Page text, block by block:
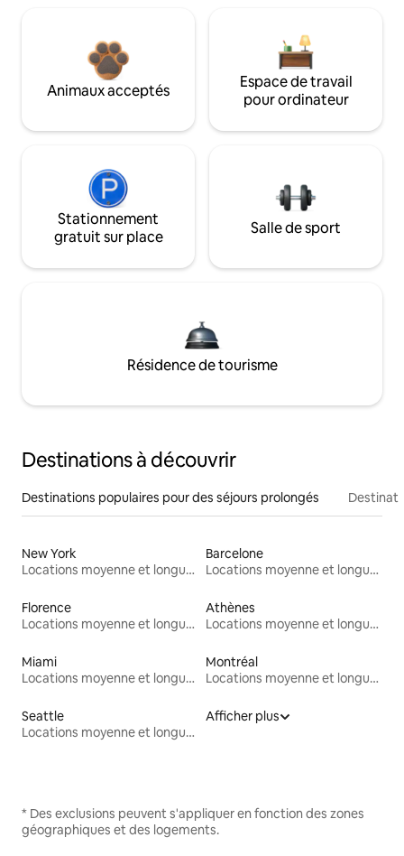
Animaux acceptés
Espace de travail
pour ordinateur
Stationnement
gratuit sur place
Salle de sport
Résidence de tourisme
Destinations à découvrir
Destinations populaires pour des séjours prolongés
New York
Locations moyenne et longue durée
Barcelone
Locations moyenne et longue durée
Florence
Locations moyenne et longue durée
Athènes
Locations moyenne et longue durée
Miami
Locations moyenne et longue durée
Montréal
Locations moyenne et longue durée
Seattle
Locations moyenne et longue durée
Afficher plus
* Des exclusions peuvent s'appliquer en fonction des zones
géographiques et des logements.